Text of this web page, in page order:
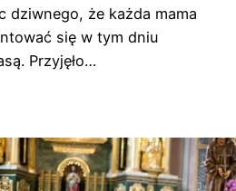
dziwnego, że każda mama
się w tym dniu
Przyjęło…